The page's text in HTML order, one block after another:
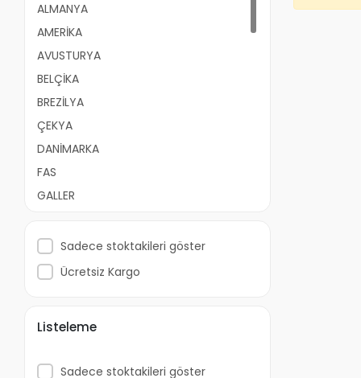
ALMANYA
AMERİKA
AVUSTURYA
BELÇİKA
BREZİLYA
ÇEKYA
DANİMARKA
FAS
GALLER
FRANSA
GÜNEY KORE
İNGİLTERE
Sadece stoktakileri göster
Ücretsiz Kargo
Listeleme
Sadece stoktakileri göster